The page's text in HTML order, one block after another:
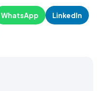
WhatsApp LinkedIn